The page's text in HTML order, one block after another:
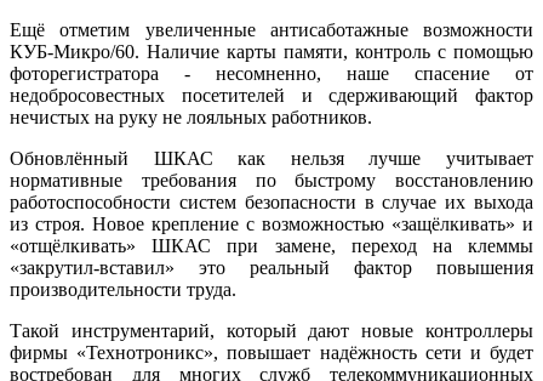
Ещё отметим увеличенные антисаботажные возможности
КУБ-Микро/60. Наличие карты памяти, контроль с помощью
фоторегистратора - несомненно, наше спасение от
недобросовестных посетителей и сдерживающий фактор
нечистых на руку не лояльных работников.
Обновлённый ШКАС как нельзя лучше учитывает
нормативные требования по быстрому восстановлению
работоспособности систем безопасности в случае их выхода
из строя. Новое крепление с возможностью «защёлкивать» и
«отщёлкивать» ШКАС при замене, переход на клеммы
«закрутил-вставил» это реальный фактор повышения
производительности труда.
Такой инструментарий, который дают новые контроллеры
фирмы «Технотроникс», повышает надёжность сети и будет
востребован для многих служб телекоммуникационных